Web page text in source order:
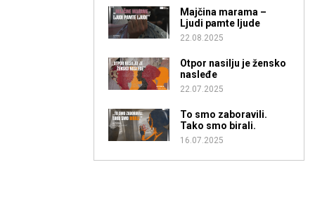
Majčina marama –
Ljudi pamte ljude
22.08.2025
Otpor nasilju je žensko
nasleđe
22.07.2025
To smo zaboravili.
Tako smo birali.
16.07.2025